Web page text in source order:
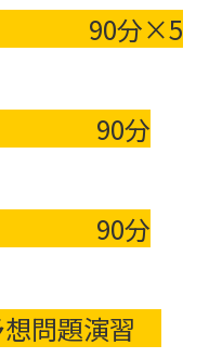
×5
理 90分
学 90分
問題演習